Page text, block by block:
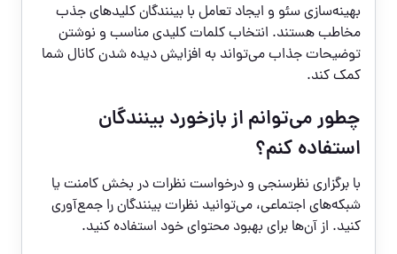
بهینه‌سازی سئو و ایجاد تعامل با بینندگان کلیدهای جذب
مخاطب هستند. انتخاب کلمات کلیدی مناسب و نوشتن
توضیحات جذاب می‌تواند به افزایش دیده شدن کانال شما
کمک کند.
چطور می‌توانم از بازخورد بینندگان
استفاده کنم؟
با برگزاری نظرسنجی و درخواست نظرات در بخش کامنت یا
شبکه‌های اجتماعی، می‌توانید نظرات بینندگان را جمع‌آوری
کنید. از آن‌ها برای بهبود محتوای خود استفاده کنید.